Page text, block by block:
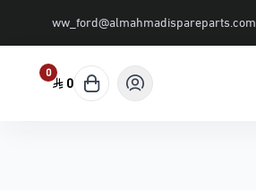
ww_ford@almahmadispareparts.com
0
0